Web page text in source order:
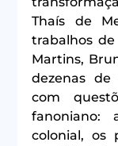
Thaís de
trabalhos
Martins,
dezenas
com
fanoniano:
colonial, os